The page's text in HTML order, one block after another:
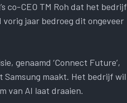
co-CEO TM Roh dat het bedrijf
jaar bedroeg dit ongeveer
genaamd ‘Connect Future’,
maakt. Het bedrijf wil
van AI laat draaien.